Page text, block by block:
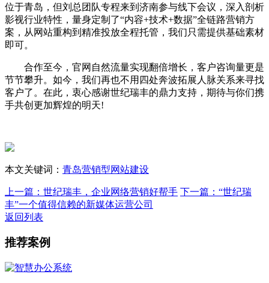
位于青岛，但刘总团队专程来到济南参与线下会议，深入剖析
影视行业特性，量身定制了“内容+技术+数据”全链路营销方
案，从网站重构到精准投放全程托管，我们只需提供基础素材
即可。
合作至今，官网自然流量实现翻倍增长，客户咨询量更是
节节攀升。如今，我们再也不用四处奔波拓展人脉关系来寻找
客户了。在此，衷心感谢世纪瑞丰的鼎力支持，期待与你们携
手共创更加辉煌的明天!
本文关键词： 青岛营销型网站建设
上一篇： 世纪瑞丰，企业网络营销好帮手 下一篇： “世纪瑞
丰”一个值得信赖的新媒体运营公司
返回列表
推荐案例